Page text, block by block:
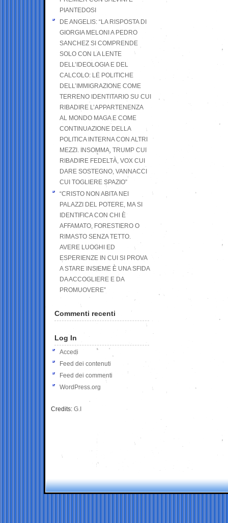
PIANTEDOSI
DE ANGELIS: “LA RISPOSTA DI
GIORGIA MELONI A PEDRO
SANCHEZ SI COMPRENDE
SOLO CON LA LENTE
DELL’IDEOLOGIA E DEL
CALCOLO: LE POLITICHE
DELL’IMMIGRAZIONE COME
TERRENO IDENTITARIO SU CUI
RIBADIRE L’APPARTENENZA
AL MONDO MAGA E COME
CONTINUAZIONE DELLA
POLITICA INTERNA CON ALTRI
MEZZI. INSOMMA, TRUMP CUI
RIBADIRE FEDELTÀ, VOX CUI
DARE SOSTEGNO, VANNACCI
CUI TOGLIERE SPAZIO”
“CRISTO NON ABITA NEI
PALAZZI DEL POTERE, MA SI
IDENTIFICA CON CHI È
AFFAMATO, FORESTIERO O
RIMASTO SENZA TETTO.
AVERE LUOGHI ED
ESPERIENZE IN CUI SI PROVA
A STARE INSIEME È UNA SFIDA
DA ACCOGLIERE E DA
PROMUOVERE”
Commenti recenti
Log In
Accedi
Feed dei contenuti
Feed dei commenti
WordPress.org
Credits: G.I